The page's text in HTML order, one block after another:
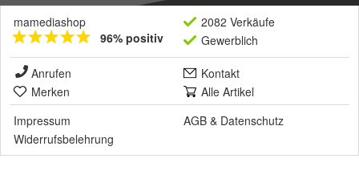
mamediashop
96% positiv
2082 Verkäufe
Gewerblich
Anrufen
Kontakt
Merken
Alle Artikel
Impressum
AGB & Datenschutz
Widerrufsbelehrung